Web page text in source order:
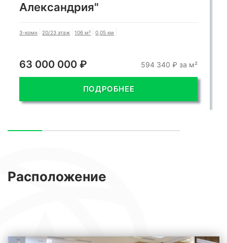
Александрия"
3-комн 20/23 этаж 106 м² 0,05 км
63 000 000 ₽ 594 340 ₽ за м²
ПОДРОБНЕЕ
Расположение